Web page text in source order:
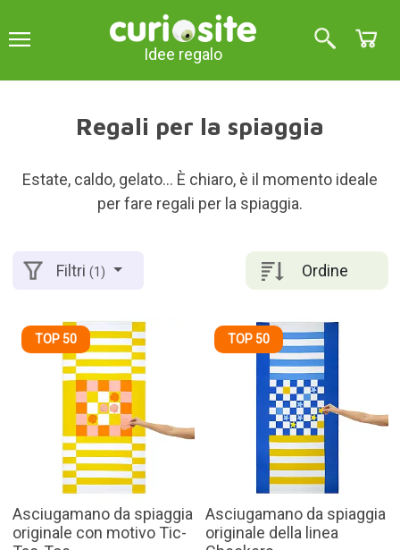
Idee regalo
Regali per la spiaggia
Estate, caldo, gelato... È chiaro, è il momento ideale
per fare regali per la spiaggia.
Ordine
Filtri(1)
TOP 50
Asciugamano da spiaggia
originale con motivo Tic-
TOP 50
Asciugamano da spiaggia
originale della linea